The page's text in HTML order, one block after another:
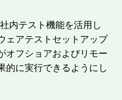
内テスト機能を活用し
ェアテストセットアップ
オフショアおよびリモー
的に実行できるようにし